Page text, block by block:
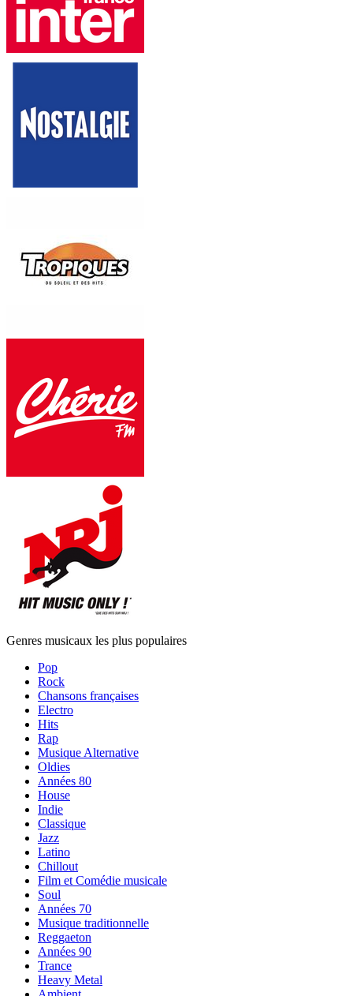
Genres musicaux les plus populaires
Pop
Rock
Chansons françaises
Electro
Hits
Rap
Musique Alternative
Oldies
Années 80
House
Indie
Classique
Jazz
Latino
Chillout
Film et Comédie musicale
Soul
Années 70
Musique traditionnelle
Reggaeton
Années 90
Trance
Heavy Metal